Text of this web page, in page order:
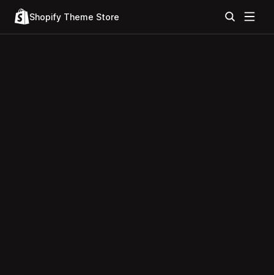
Shopify Theme Store